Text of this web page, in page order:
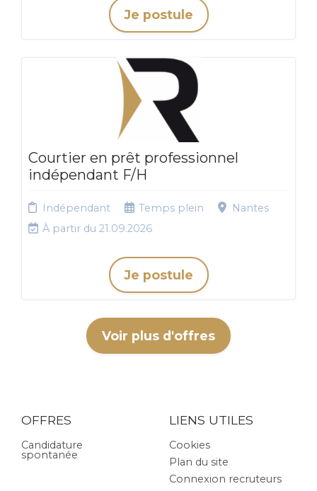
Je postule
Courtier en prêt professionnel
indépendant F/H
Indépendant Temps plein
Nantes
À partir du 21.09.2026
Je postule
Voir plus d'offres
OFFRES
Candidature
spontanée
LIENS UTILES
Cookies
Plan du site
Connexion recruteurs